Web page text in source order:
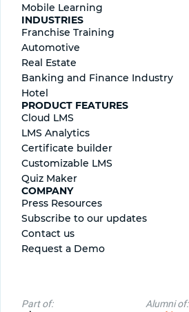
Mobile Learning
INDUSTRIES
Franchise Training
Automotive
Real Estate
Banking and Finance Industry
Hotel
PRODUCT FEATURES
Cloud LMS
LMS Analytics
Certificate builder
Сustomizable LMS
Quiz Maker
COMPANY
Press Resources
Subscribe to our updates
Contact us
Request a Demo
Part of: Alumni of: